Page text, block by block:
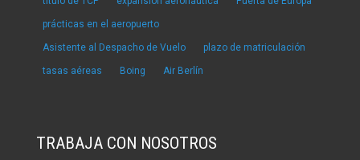
prácticas en el aeropuerto
Asistente al Despacho de Vuelo plazo de matriculación
tasas aéreas Boing Air Berlín
TRABAJA CON NOSOTROS